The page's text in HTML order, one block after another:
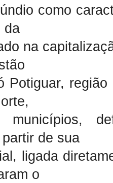
como
da
na
Potiguar,
municípios,
de sua
ligada
o